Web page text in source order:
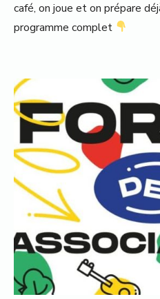
café, on joue et on prépare
programme complet